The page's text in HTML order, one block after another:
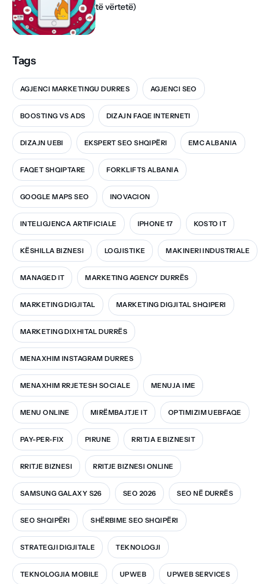
të vërtetë)
Tags
AGJENCI MARKETINGU DURRES AGJENCI SEO
BOOSTING VS ADS DIZAJN FAQE INTERNETI
DIZAJN UEBI EKSPERT SEO SHQIPËRI EMC ALBANIA
FAQET SHQIPTARE FORKLIFTS ALBANIA
GOOGLE MAPS SEO INOVACION
INTELIGJENCA ARTIFICIALE IPHONE 17 KOSTO IT
KËSHILLA BIZNESI LOGJISTIKE MAKINERI INDUSTRIALE
MANAGED IT MARKETING AGENCY DURRËS
MARKETING DIGJITAL MARKETING DIGJITAL SHQIPERI
MARKETING DIXHITAL DURRËS
MENAXHIM INSTAGRAM DURRES
MENAXHIM RRJETESH SOCIALE MENUJA IME
MENU ONLINE MIRËMBAJTJE IT OPTIMIZIM UEBFAQE
PAY-PER-FIX PIRUNE RRITJA E BIZNESIT
RRITJE BIZNESI RRITJE BIZNESI ONLINE
SAMSUNG GALAXY S26 SEO 2026 SEO NË DURRËS
SEO SHQIPËRI SHËRBIME SEO SHQIPËRI
STRATEGJI DIGJITALE TEKNOLOGJI
TEKNOLOGJIA MOBILE UPWEB UPWEB SERVICES